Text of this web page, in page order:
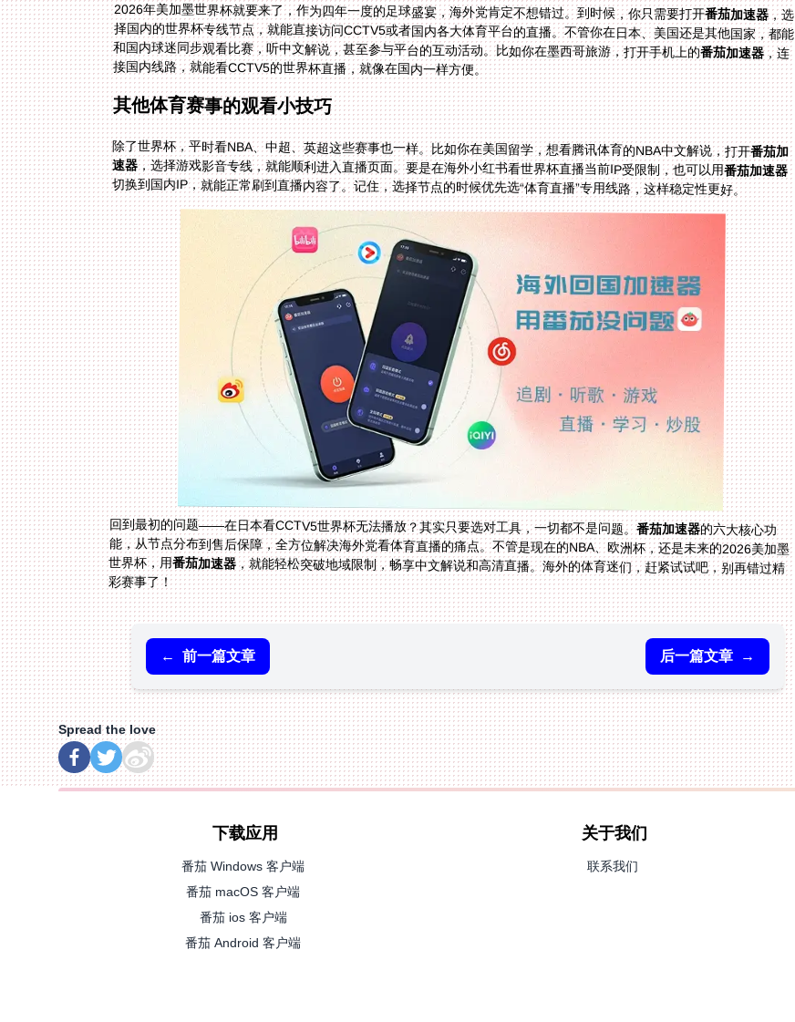
2026年美加墨世界杯就要来了，作为四年一度的足球盛宴，海外党肯定不想错过。到时候，你只需要打开番茄加速器，选
择国内的世界杯专线节点，就能直接访问CCTV5或者国内各大体育平台的直播。不管你在日本、美国还是其他国家，都能
和国内球迷同步观看比赛，听中文解说，甚至参与平台的互动活动。比如你在墨西哥旅游，打开手机上的番茄加速器，连
接国内线路，就能看CCTV5的世界杯直播，就像在国内一样方便。
其他体育赛事的观看小技巧
除了世界杯，平时看NBA、中超、英超这些赛事也一样。比如你在美国留学，想看腾讯体育的NBA中文解说，打开番茄加
速器，选择游戏影音专线，就能顺利进入直播页面。要是在海外小红书看世界杯直播当前IP受限制，也可以用番茄加速器
切换到国内IP，就能正常刷到直播内容了。记住，选择节点的时候优先选“体育直播”专用线路，这样稳定性更好。
回到最初的问题——在日本看CCTV5世界杯无法播放？其实只要选对工具，一切都不是问题。番茄加速器的六大核心功
能，从节点分布到售后保障，全方位解决海外党看体育直播的痛点。不管是现在的NBA、欧洲杯，还是未来的2026美加墨
世界杯，用番茄加速器，就能轻松突破地域限制，畅享中文解说和高清直播。海外的体育迷们，赶紧试试吧，别再错过精
彩赛事了！
← 前一篇文章 后一篇文章 →
Spread the love
下载应用
番茄 Windows 客户端
番茄 macOS 客户端
番茄 ios 客户端
番茄 Android 客户端
关于我们
联系我们